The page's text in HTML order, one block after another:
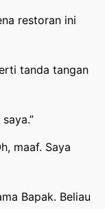
restoran ini
tanda tangan
maaf. Saya
Bapak. Beliau